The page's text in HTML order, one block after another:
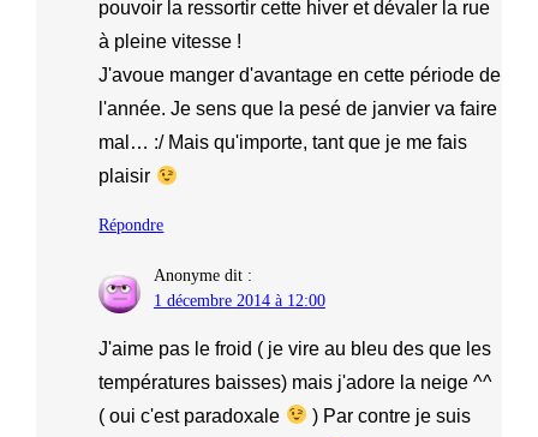
pouvoir la ressortir cette hiver et dévaler la rue
à pleine vitesse !
J'avoue manger d'avantage en cette période de
l'année. Je sens que la pesé de janvier va faire
mal… :/ Mais qu'importe, tant que je me fais
plaisir
Répondre
Anonyme dit :
1 décembre 2014 à 12:00
J'aime pas le froid ( je vire au bleu des que les
températures baisses) mais j'adore la neige ^^
( oui c'est paradoxale
) Par contre je suis